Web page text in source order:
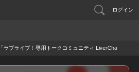
ログイン
「ラブライブ！専用トークコミュニティ LiverCha